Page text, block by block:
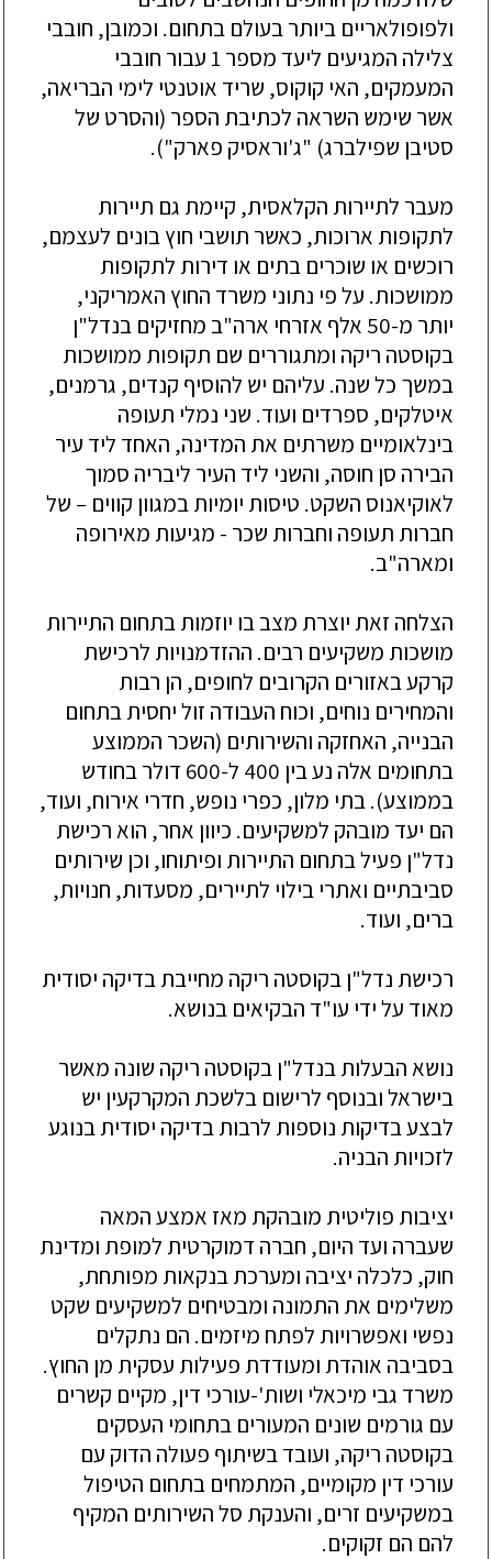
ולפופולאריים ביותרבעולם בתחום. וכמובן, חובבי
צלילה המגיעים ליעד מספר 1 עבור חובבי
המעמקים, האי קוקוס, שריד אוטנטי לימי הבריאה,
אשר שימש השראה לכתיבת הספר (והסרט של
סטיבן שפילברג) "ג'וראסיק פארק").
מעבר לתיירות הקלאסית, קיימת גם תיירות
לתקופות ארוכות, כאשר תושבי חוץבונים לעצמם,
רוכשים או שוכרים בתים או דירות לתקופות
ממושכות. עלפי נתוני משרד החוץ האמריקני,
יותר מ-50 אלף אזרחי ארה"ב מחזיקים בנדל"ן
בקוסטה ריקה ומתגוררים שם תקופות ממושכות
במשך כלשנה. עליהם יש להוסיף קנדים, גרמנים,
איטלקים, ספרדים ועוד. שני נמלי תעופה
בינלאומיים משרתים את המדינה, האחד ליד עיר
הבירה סן חוסה, והשני ליד העיר ליבריה סמוך
לאוקיאנוס השקט. טיסות יומיותבמגוון קווים – של
חברות תעופה וחברות שכר - מגיעות מאירופה
ומארה"ב.
הצלחה זאת יוצרת מצבבו יוזמותבתחום התיירות
מושכות משקיעים רבים. ההזדמנויות לרכישת
קרקעבאזורים הקרובים לחופים, הן רבות
והמחירים נוחים, וכוח העבודה זוליחסיתבתחום
הבנייה, האחזקה והשירותים (השכר הממוצע
בתחומים אלה נעבין 400 ל-600 דולרבחודש
בממוצע).בתי מלון, כפרי נופש, חדרי אירוח, ועוד,
הם יעד מובהק למשקיעים. כיוון אחר, הוארכישת
נדל"ן פעילבתחום התיירות ופיתוחו, וכן שירותים
סביבתיים ואתריבילוי לתיירים, מסעדות, חנויות,
ברים, ועוד.
רכישת נדל"ןבקוסטה ריקה מחייבתבדיקה יסודית
מאוד עלידי עו"ד הבקיאים בנושא.
נושאהבעלותבנדל"ןבקוסטה ריקה שונה מאשר
בישראלובנוסף לרישום בלשכת המקרקעין יש
לבצעבדיקות נוספות לרבותבדיקה יסודיתבנוגע
לזכויות הבניה.
יציבות פוליטית מובהקת מאז אמצעהמאה
שעברה ועד היום, חברה דמוקרטית למופת ומדינת
חוק, כלכלה יציבה ומערכתבנקאות מפותחת,
משלימים את התמונה ומבטיחים למשקיעים שקט
נפשי ואפשרויות לפתח מיזמים. הם נתקלים
בסביבה אוהדת ומעודדת פעילות עסקית מן החוץ.
משרד גבי מיכאלי ושות'-עורכי דין, מקיים קשרים
עם גורמים שונים המעורים בתחומי העסקים
בקוסטה ריקה, ועובדבשיתוף פעולה הדוק עם
עורכי דין מקומיים, המתמחים בתחום הטיפול
במשקיעים זרים, והענקת סלהשירותים המקיף
להם הם זקוקים.